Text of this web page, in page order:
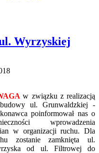
Wyrzyskiej
w związku z realizacją
ul. Grunwaldzkiej -
poinformował nas o
wprowadzenia
w organizacji ruchu. Dla
zostanie zamknięta ul.
od ul. Filtrowej do